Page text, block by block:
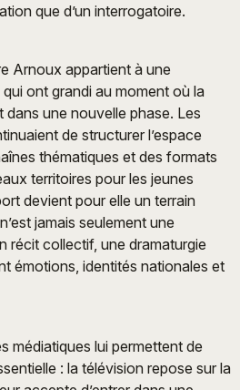
que d’un interrogatoire.
Arnoux appartient à une
ont grandi au moment où la
une nouvelle phase. Les
de structurer l’espace
thématiques et des formats
territoires pour les jeunes
devient pour elle un terrain
jamais seulement une
récit collectif, une dramaturgie
émotions, identités nationales et
médiatiques lui permettent de
: la télévision repose sur la